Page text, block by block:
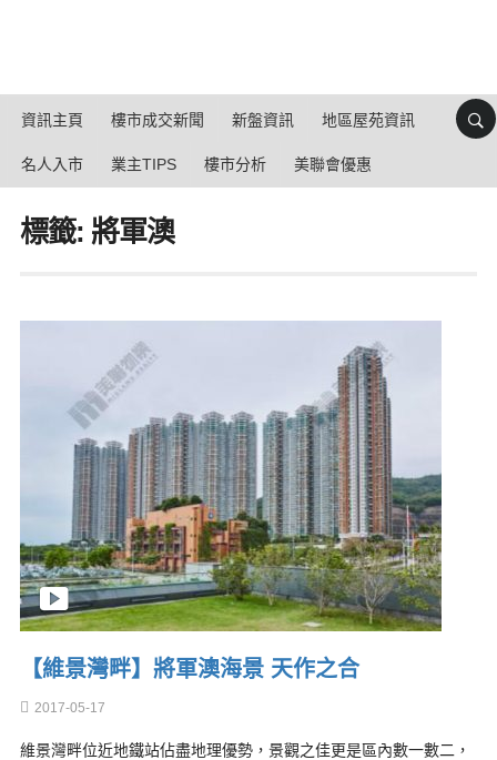
資訊主頁 樓市成交新聞 新盤資訊 地區屋苑資訊
名人入市 業主TIPS 樓市分析 美聯會優惠
標籤: 將軍澳
【維景灣畔】將軍澳海景 天作之合
2017-05-17
維景灣畔位近地鐵站佔盡地理優勢，景觀之佳更是區內數一數二，